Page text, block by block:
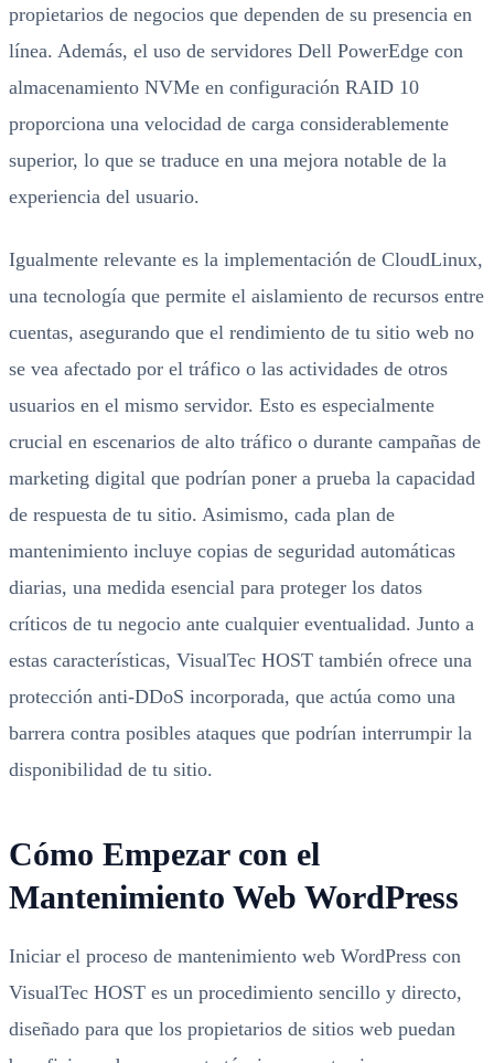
propietarios de negocios que dependen de su presencia en
línea. Además, el uso de servidores Dell PowerEdge con
almacenamiento NVMe en configuración RAID 10
proporciona una velocidad de carga considerablemente
superior, lo que se traduce en una mejora notable de la
experiencia del usuario.
Igualmente relevante es la implementación de CloudLinux,
una tecnología que permite el aislamiento de recursos entre
cuentas, asegurando que el rendimiento de tu sitio web no
se vea afectado por el tráfico o las actividades de otros
usuarios en el mismo servidor. Esto es especialmente
crucial en escenarios de alto tráfico o durante campañas de
marketing digital que podrían poner a prueba la capacidad
de respuesta de tu sitio. Asimismo, cada plan de
mantenimiento incluye copias de seguridad automáticas
diarias, una medida esencial para proteger los datos
críticos de tu negocio ante cualquier eventualidad. Junto a
estas características, VisualTec HOST también ofrece una
protección anti-DDoS incorporada, que actúa como una
barrera contra posibles ataques que podrían interrumpir la
disponibilidad de tu sitio.
Cómo Empezar con el
Mantenimiento Web WordPress
Iniciar el proceso de mantenimiento web WordPress con
VisualTec HOST es un procedimiento sencillo y directo,
diseñado para que los propietarios de sitios web puedan